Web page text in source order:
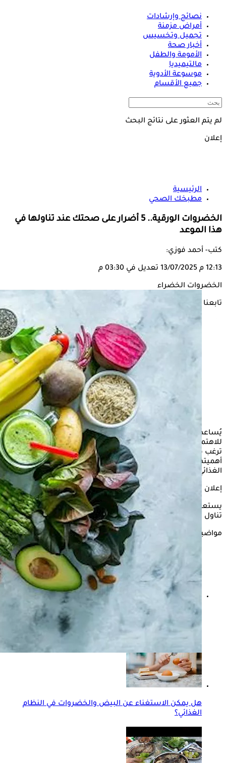
نصائح وإرشادات
أمراض مزمنة
تجميل وتخسيس
أخبار صحة
الأمومة والطفل
مالتيميديا
موسوعة الأدوية
جميع الأقسام
لم يتم العثور على نتائج البحث
إعلان
الرئيسية
مطبخك الصحي
الخضروات الورقية.. 5 أضرار على صحتك عند تناولها في
هذا الموعد
كتب- أحمد فوزي:
12:13 م 13/07/2025 تعديل في 03:30 م
الخضروات الخضراء
تابعنا على
يُساعد الطعام في الحماية والحفاظ على الصحة، ومن المثير
للاهتمام أن
الخضروات الورقية الخضراء من بين الأطعمة التي قد
ترغب في تقليل تناولها، أو حتى تجنبها، خلال أوقات معينة، رغم
أهميتها للجسم واحتوائها على الألياف الضرورية لعملية التمثيل
الغذائي.
إعلان
يستعرض "الكونسلتو" في التقرير التالي، 5 أضرار على الصحة عند
تناول الخضروات الورقية الخضراء خلال موسم الرياح الموسمية.
مواضيع ذات صلة
علاج ضعف الانتصاب بدون أدوية- خضراوات وفواكه مفيدة
للعضو الذكري
هل يمكن الاستغناء عن البيض والخضروات في النظام
الغذائي؟